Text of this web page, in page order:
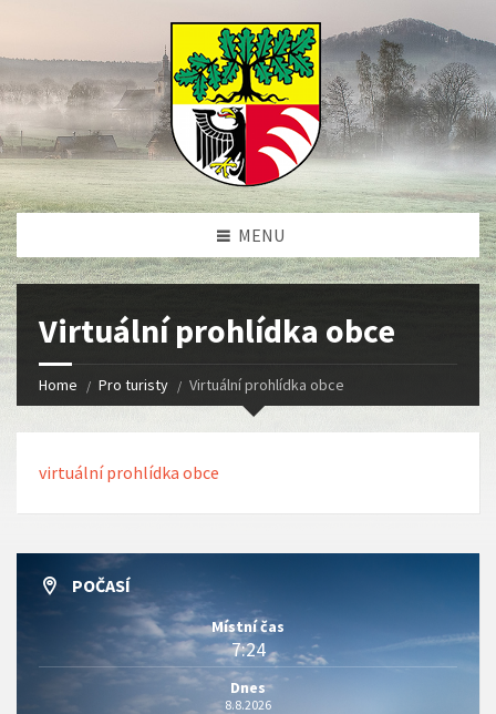
MENU
Virtuální prohlídka obce
Home Pro turisty Virtuální prohlídka obce
virtuální prohlídka obce
POČASÍ
Místní čas
7:24
Dnes
8.8.2026